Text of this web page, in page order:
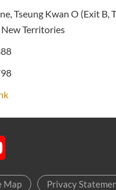
Tseung Kwan O (Exit B,
Territories
Map Privacy